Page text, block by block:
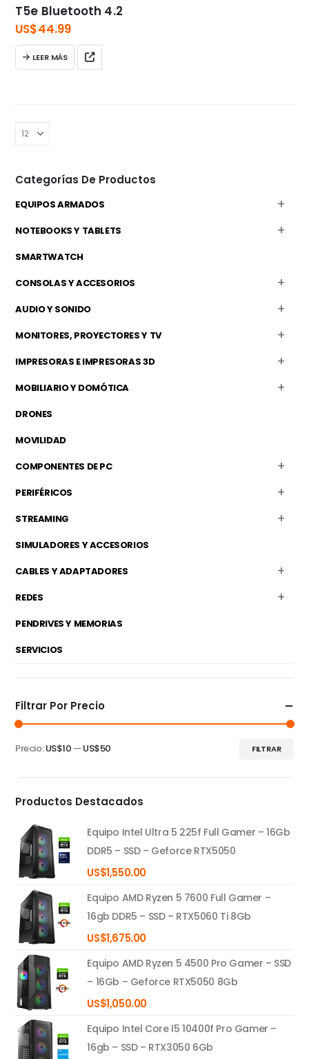
T5e Bluetooth 4.2
US$44.99
LEER MÁS
Categorías De Productos
EQUIPOS ARMADOS
NOTEBOOKS Y TABLETS
SMARTWATCH
CONSOLAS Y ACCESORIOS
AUDIO Y SONIDO
MONITORES, PROYECTORES Y TV
IMPRESORAS E IMPRESORAS 3D
MOBILIARIO Y DOMÓTICA
DRONES
MOVILIDAD
COMPONENTES DE PC
PERIFÉRICOS
STREAMING
SIMULADORES Y ACCESORIOS
CABLES Y ADAPTADORES
REDES
PENDRIVES Y MEMORIAS
SERVICIOS
Filtrar Por Precio
mínimo
máximo
FILTRAR
Precio:US$10 — US$50
Productos Destacados
Equipo Intel Ultra 5 225f Full Gamer – 16Gb
DDR5 – SSD – Geforce RTX5050
US$1,550.00
Equipo AMD Ryzen 5 7600 Full Gamer –
16gb DDR5 – SSD – RTX5060 Ti 8Gb
US$1,675.00
Equipo AMD Ryzen 5 4500 Pro Gamer – SSD
– 16Gb – Geforce RTX5050 8Gb
US$1,050.00
Equipo Intel Core I5 10400f Pro Gamer –
16gb – SSD – RTX3050 6Gb